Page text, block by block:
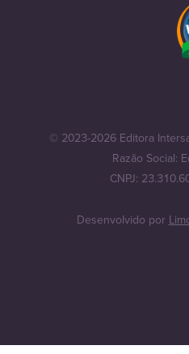
© 2023-2026 Editora
Razão Social:
CNPJ:
Desenvolvido por